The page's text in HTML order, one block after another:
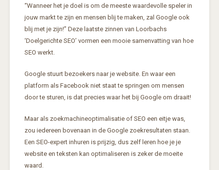
“Wanneer het je doel is om de meeste waardevolle speler in
jouw markt te zijn en mensen blij te maken, zal Google ook
blij met je zijn!” Deze laatste zinnen van Loorbachs
‘Doelgerichte SEO’ vormen een mooie samenvatting van hoe
SEO werkt.
Google stuurt bezoekers naar je website. En waar een
platform als Facebook niet staat te springen om mensen
door te sturen, is dat precies waar het bij Google om draait!
Maar als zoekmachineoptimalisatie of SEO een eitje was,
zou iedereen bovenaan in de Google zoekresultaten staan.
Een SEO-expert inhuren is prijzig, dus zelf leren hoe je je
website en teksten kan optimaliseren is zeker de moeite
waard.